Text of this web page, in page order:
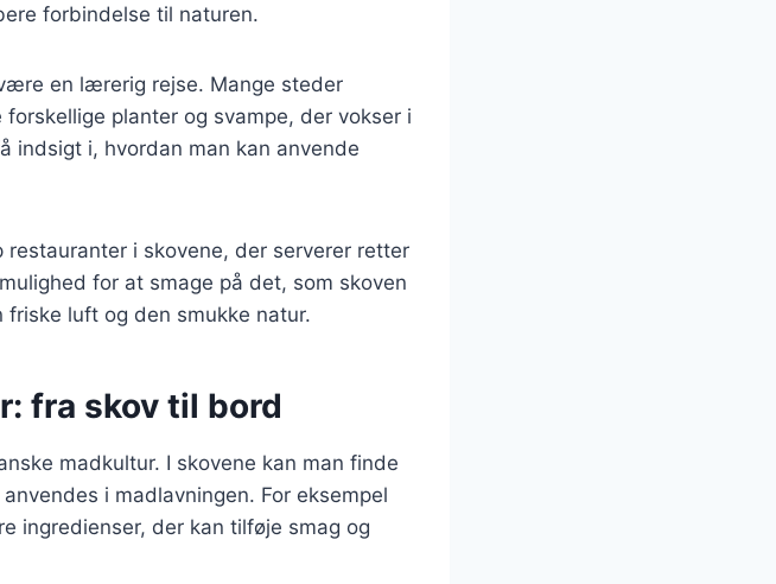
forbindelse til naturen.
en lærerig rejse. Mange steder
planter og svampe, der vokser i
indsigt i, hvordan man kan anvende
i skovene, der serverer retter
for at smage på det, som skoven
luft og den smukke natur.
fra skov til bord
madkultur. I skovene kan man finde
i madlavningen. For eksempel
ingredienser, der kan tilføje smag og